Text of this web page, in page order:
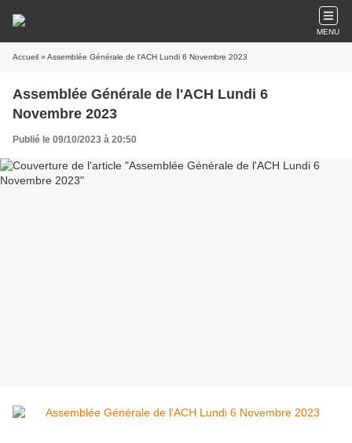
MENU
Accueil » Assemblée Générale de l'ACH Lundi 6 Novembre 2023
Assemblée Générale de l'ACH Lundi 6
Novembre 2023
Publié le 09/10/2023 à 20:50